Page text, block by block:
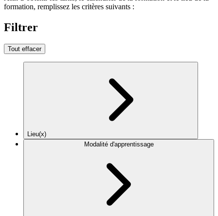
formation, remplissez les critères suivants :
Filtrer
Tout effacer
Lieu(x)
Modalité d'apprentissage